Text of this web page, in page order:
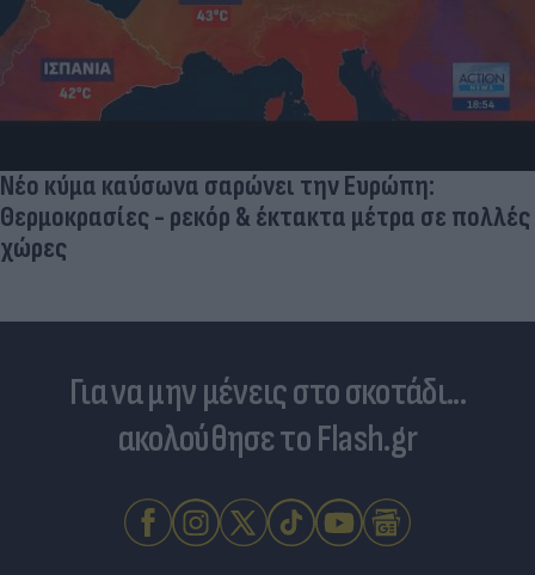
Νέο κύμα καύσωνα σαρώνει την Ευρώπη:
Θερμοκρασίες - ρεκόρ & έκτακτα μέτρα σε πολλές
χώρες
Για να μην μένεις στο σκοτάδι...
ακολούθησε το Flash.gr